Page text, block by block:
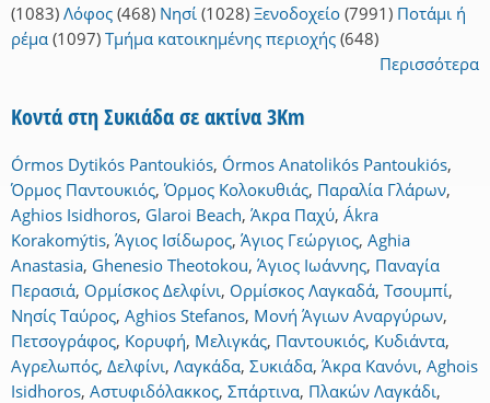
(1083) Λόφος (468) Νησί (1028) Ξενοδοχείο (7991) Ποτάμι ή
ρέμα (1097) Τμήμα κατοικημένης περιοχής (648)
Περισσότερα
Κοντά στη Συκιάδα σε ακτίνα 3Km
Órmos Dytikós Pantoukiós, Órmos Anatolikós Pantoukiós,
Όρμος Παντουκιός,Όρμος Κολοκυθιάς, Παραλία Γλάρων,
Aghios Isidhoros, Glaroi Beach, Άκρα Παχύ, Ákra
Korakomýtis, Άγιος Ισίδωρος, Άγιος Γεώργιος, Aghia
Anastasia, Ghenesio Theotokou, Άγιος Ιωάννης, Παναγία
Περασιά, Ορμίσκος Δελφίνι, Ορμίσκος Λαγκαδά, Τσουμπί,
Νησίς Ταύρος, Aghios Stefanos, Μονή Άγιων Αναργύρων,
Πετσογράφος, Κορυφή, Μελιγκάς, Παντουκιός, Κυδιάντα,
Αγρελωπός, Δελφίνι, Λαγκάδα, Συκιάδα, Άκρα Κανόνι, Aghois
Isidhoros, Αστυφιδόλακκος, Σπάρτινα, Πλακών Λαγκάδι,